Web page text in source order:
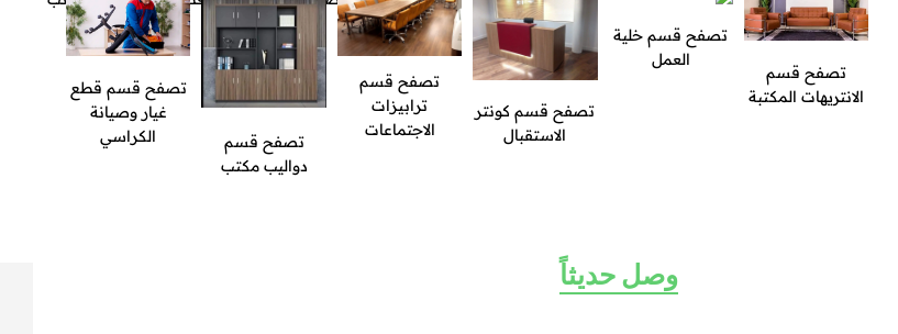
تصفح قسم
الانتريهات المكتبة
تصفح قسم خلية
العمل
تصفح قسم كونتر
الاستقبال
تصفح قسم
ترابيزات
الاجتماعات
تصفح قسم
دواليب مكتب
تصفح قسم قطع
غيار وصيانة
الكراسي
وصل حديثاً